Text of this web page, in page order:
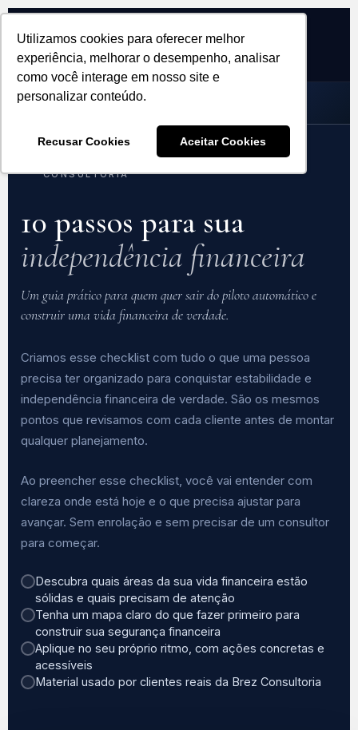
Utilizamos cookies para oferecer melhor
experiência, melhorar o desempenho, analisar
como você interage em nosso site e
personalizar conteúdo.
Recusar Cookies Aceitar Cookies
BREZ
CONSULTORIA FINANCEIRA
CHECKLIST GRATUITO
MATERIAL GRATUITO ·
MATERIAL EXCLUSIVO GRATUITO · BREZ
CONSULTORIA
10 passos para sua
independência financeira
Um guia prático para quem quer sair do piloto automático e
construir uma vida financeira de verdade.
Criamos esse checklist com tudo o que uma pessoa
precisa ter organizado para conquistar estabilidade e
independência financeira de verdade. São os mesmos
pontos que revisamos com cada cliente antes de montar
qualquer planejamento.
Ao preencher esse checklist, você vai entender com
clareza onde está hoje e o que precisa ajustar para
avançar. Sem enrolação e sem precisar de um consultor
para começar.
Descubra quais áreas da sua vida financeira estão
sólidas e quais precisam de atenção
Tenha um mapa claro do que fazer primeiro para
construir sua segurança financeira
Aplique no seu próprio ritmo, com ações concretas e
acessíveis
Material usado por clientes reais da Brez Consultoria